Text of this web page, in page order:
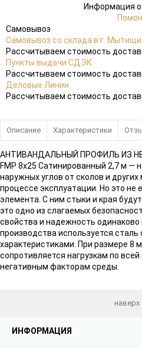
Информация о
Самовывоз
Самовывоз со склада в г. Мытищи
Рассчитываем стоимость
Пункты выдачи СДЭК
Рассчитываем стоимость
Деловые Линии
Рассчитываем стоимость
Описание Характеристики
АНТИВАНДАЛЬНЫЙ ПРОФИЛЬ ИЗ
FMP 8x25 Сатинированный 2,7 м —
наружных углов от сколов и
процессе эксплуатации. Но это не
элемента. С ним стыки и края
это одно из слагаемых
свойства и надежность
производства используется
характеристиками. При размере 8
сопротивляется нагрузкам по
негативным факторам среды.
наверх
ИНФОРМАЦИЯ